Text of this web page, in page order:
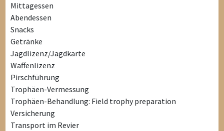
Mittagessen
Abendessen
Snacks
Getränke
Jagdlizenz/Jagdkarte
Waffenlizenz
Pirschführung
Trophäen-Vermessung
Trophäen-Behandlung: Field trophy preparation
Versicherung
Transport im Revier